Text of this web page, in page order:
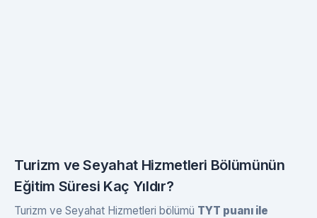
Turizm ve Seyahat Hizmetleri Bölümünün
Eğitim Süresi Kaç Yıldır?
Turizm ve Seyahat Hizmetleri bölümü TYT puanı ile